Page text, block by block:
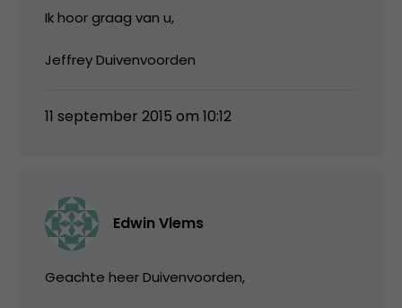
Ik hoor graag van u,
Jeffrey Duivenvoorden
11 september 2015 om 10:12
Edwin Vlems
Geachte heer Duivenvoorden,